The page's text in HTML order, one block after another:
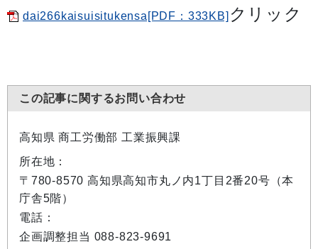
dai266kaisuisitukensa[PDF：333KB] クリック
この記事に関するお問い合わせ
高知県 商工労働部 工業振興課
所在地：
〒780-8570 高知県高知市丸ノ内1丁目2番20号（本
庁舎5階）
電話：
企画調整担当 088-823-9691